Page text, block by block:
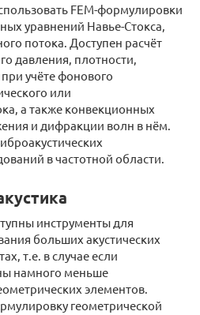
FEM-формулировки
уравнений Навье-Стокса,
потока. Доступен расчёт
давления, плотности,
учёте фонового
или
а также конвекционных
и дифракции волн в нём.
в частотной области.
инструменты для
больших акустических
т.е. в случае если
намного меньше
элементов.
геометрической